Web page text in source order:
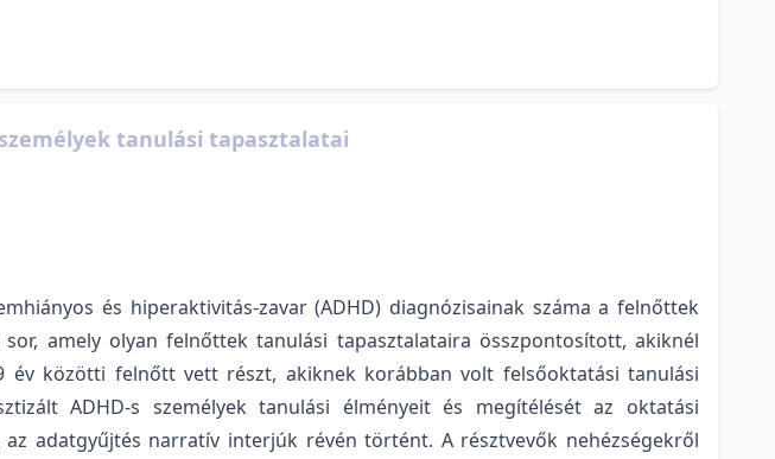
tanulási tapasztalatai
és hiperaktivitás-zavar (ADHD) diagnózisainak száma a felnőttek
amely olyan felnőttek tanulási tapasztalataira összpontosított, akiknél
év közötti felnőtt vett részt, akiknek korábban volt felsőoktatási tanulási
ADHD-s személyek tanulási élményeit és megítélését az oktatási
adatgyűjtés narratív interjúk révén történt. A résztvevők nehézségekről